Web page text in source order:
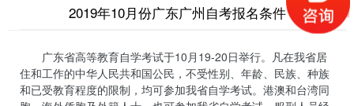
2019年10月份广东广州自考报名条件
广东省高等教育自学考试于10月19-20日举行。凡在我省居
住和工作的中华人民共和国公民，不受性别、年龄、民族、种族
和已受教育程度的限制，均可参加我省自学考试。港澳和台湾同